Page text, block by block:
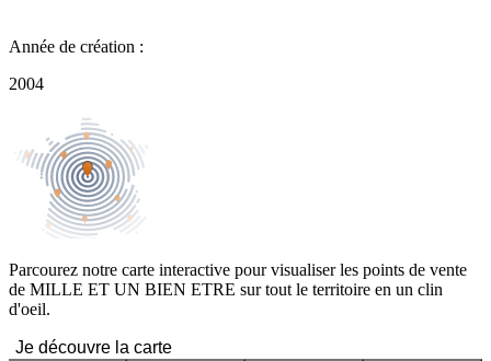
Année de création :
2004
Parcourez notre carte interactive pour visualiser les points de vente
de MILLE ET UN BIEN ETRE sur tout le territoire en un clin
d'oeil.
Je découvre la carte